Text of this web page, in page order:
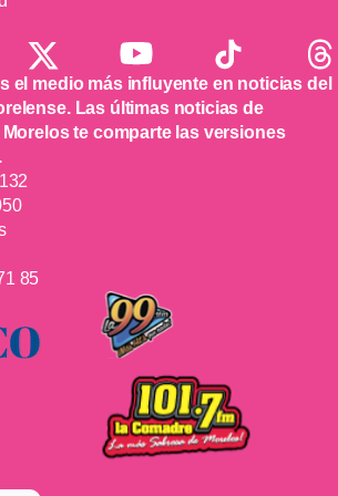
el medio más influyente en noticias del
Las últimas noticias de
Morelos te comparte las versiones
85